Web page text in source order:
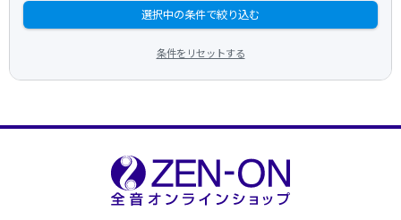
選択中の条件で絞り込む
条件をリセットする